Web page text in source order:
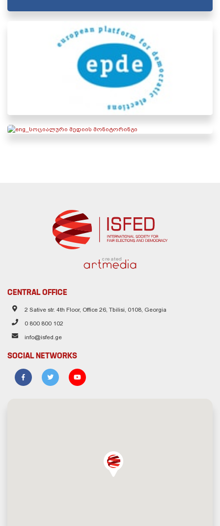
created
CENTRAL OFFICE
2 Sative str. 4th Floor, Office 26, Tbilisi, 0108, Georgia
0 800 800 102
info@isfed.ge
SOCIAL NETWORKS